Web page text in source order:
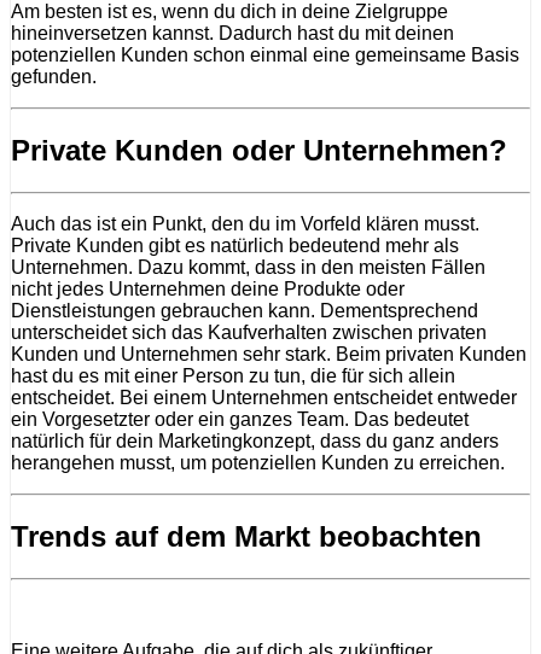
Am besten ist es, wenn du dich in deine Zielgruppe
hineinversetzen kannst. Dadurch hast du mit deinen
potenziellen Kunden schon einmal eine gemeinsame Basis
gefunden.
Private Kunden oder Unternehmen?
Auch das ist ein Punkt, den du im Vorfeld klären musst.
Private Kunden gibt es natürlich bedeutend mehr als
Unternehmen. Dazu kommt, dass in den meisten Fällen
nicht jedes Unternehmen deine Produkte oder
Dienstleistungen gebrauchen kann. Dementsprechend
unterscheidet sich das Kaufverhalten zwischen privaten
Kunden und Unternehmen sehr stark. Beim privaten Kunden
hast du es mit einer Person zu tun, die für sich allein
entscheidet. Bei einem Unternehmen entscheidet entweder
ein Vorgesetzter oder ein ganzes Team. Das bedeutet
natürlich für dein Marketingkonzept, dass du ganz anders
herangehen musst, um potenziellen Kunden zu erreichen.
Trends auf dem Markt beobachten